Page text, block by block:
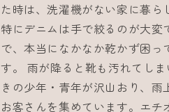
た時は、洗濯機がない家に暮ら
特にデニムは手で絞るのが大
で、本当になかなか乾かず困
す。 雨が降ると靴も汚れてし
きの少年・青年が沢山おり、雨
お客さんを集めています。エ